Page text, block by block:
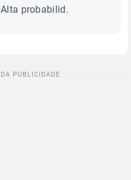
Alta probabilid.